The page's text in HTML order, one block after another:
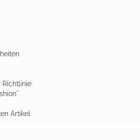
Richtlinie
Artikel